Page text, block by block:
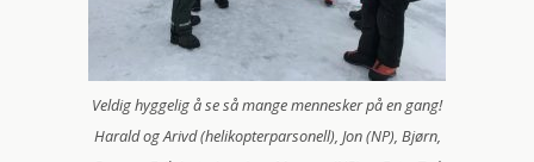
Veldig hyggelig å se så mange mennesker på en gang!
Harald og Arivd (helikopterparsonell), Jon (NP), Bjørn,